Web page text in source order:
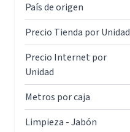
País de origen
Precio Tienda por Unidad
Precio Internet por
Unidad
Metros por caja
Limpieza - Jabón